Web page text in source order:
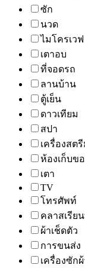
ซัก
นวด
ไมโครเวฟ
เตาอบ
ที่จอดรถ
ลานบ้าน
ตู้เย็น
ดาวเทียม
สปา
เครื่องสตรี
ห้องเก็บข
เตา
TV
โทรศัพท์
คลาสเรีย
ผ้าเช็ดตัว
การขนส่ง
เครื่องซักผ้